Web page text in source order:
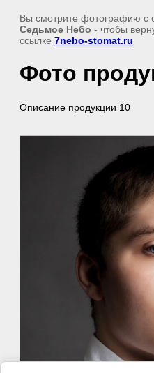
Вы смотрите фотографию с
Седьмое Небо - чтобы
ссылке 7nebo-stomat.ru
Фото
Описание продукции 10